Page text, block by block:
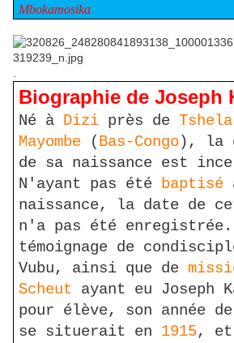
Mbokamosika
.
Biographie de Joseph
Né à Diziprès de Tshela
Mayombe(Bas-Congo), la
de sa naissance est
N'ayant pas été baptisé
naissance, la date de
n'a pas été
témoignage de
Vubu, ainsi que de
Scheut ayant eu Joseph
pour élève, son année
se situerait en 1915, et